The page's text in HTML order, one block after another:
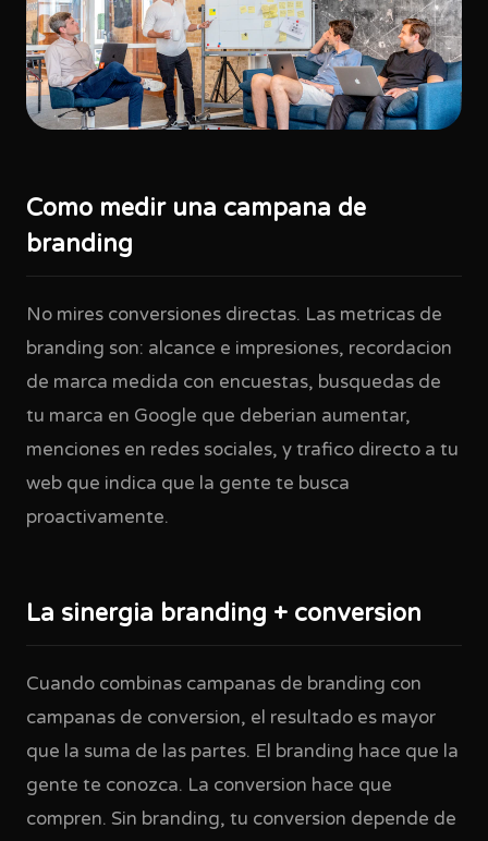
Como medir una campana de
branding
No mires conversiones directas. Las metricas de
branding son: alcance e impresiones, recordacion
de marca medida con encuestas, busquedas de
tu marca en Google que deberian aumentar,
menciones en redes sociales, y trafico directo a tu
web que indica que la gente te busca
proactivamente.
La sinergia branding + conversion
Cuando combinas campanas de branding con
campanas de conversion, el resultado es mayor
que la suma de las partes. El branding hace que la
gente te conozca. La conversion hace que
compren. Sin branding, tu conversion depende de